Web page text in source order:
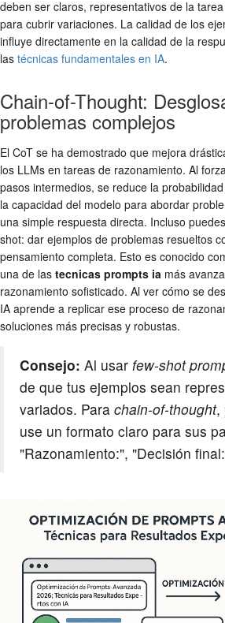
deben ser claros, representativos de la
para cubrir variaciones. La calidad de los
influye directamente en la calidad de la
las técnicas fundamentales en IA.
Chain-of-Thought:
problemas complejos
El CoT se ha demostrado que mejora
los LLMs en tareas de razonamiento. Al
pasos intermedios, se reduce la
la capacidad del modelo para abordar
una simple respuesta directa. Incluso
shot: dar ejemplos de problemas resueltos
pensamiento completa. Esto es conocido
una de las tecnicas prompts ia más
razonamiento sofisticado. Al ver cómo se
IA aprende a replicar ese proceso de
soluciones más precisas y robustas.
Consejo: Al usar few-shot
de que tus ejemplos sean
variados. Para chain-of-thought,
use un formato claro para sus
"Razonamiento:", "Decisión